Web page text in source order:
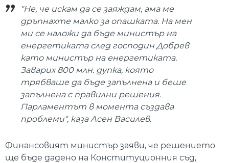
"Не, че искам да се заяждам, ама ме
дръпнахте малко за опашката. На мен
ми се наложи да бъде министър на
енергетиката след господин Добрев
като министър на енергетиката.
Заварих 800 млн. дупка, която
трябваше да бъде запълнена и беше
запълнена с правилни решения.
Парламентът в момента създава
проблеми", каза Асен Василев.
Финансовият министър заяви, че решението
ще бъде дадено на Конституционния съд,